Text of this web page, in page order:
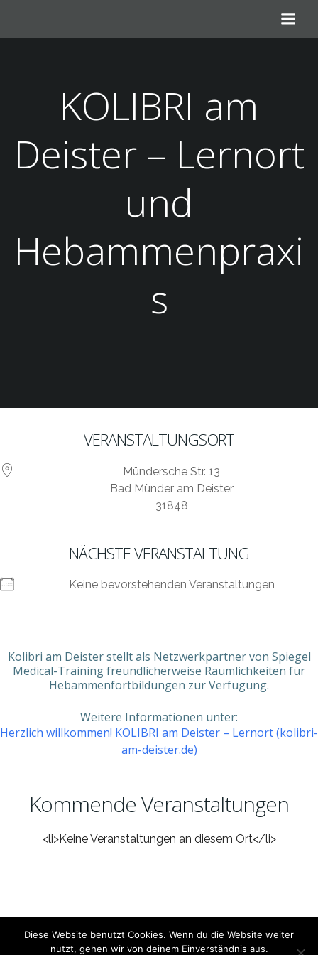
springen
KOLIBRI am
Deister – Lernort
und
Hebammenpraxi
s
VERANSTALTUNGSORT
Mündersche Str. 13
Bad Münder am Deister
31848
NÄCHSTE VERANSTALTUNG
Keine bevorstehenden Veranstaltungen
Kolibri am Deister stellt als Netzwerkpartner von Spiegel
Medical-Training freundlicherweise Räumlichkeiten für
Hebammenfortbildungen zur Verfügung.
Weitere Informationen unter:
Herzlich willkommen! KOLIBRI am Deister – Lernort (kolibri-
am-deister.de)
Kommende Veranstaltungen
<li>Keine Veranstaltungen an diesem Ort</li>
for free using WordPress andColibri
Diese Website benutzt Cookies. Wenn du die Website weiter
nutzt, gehen wir von deinem Einverständnis aus.